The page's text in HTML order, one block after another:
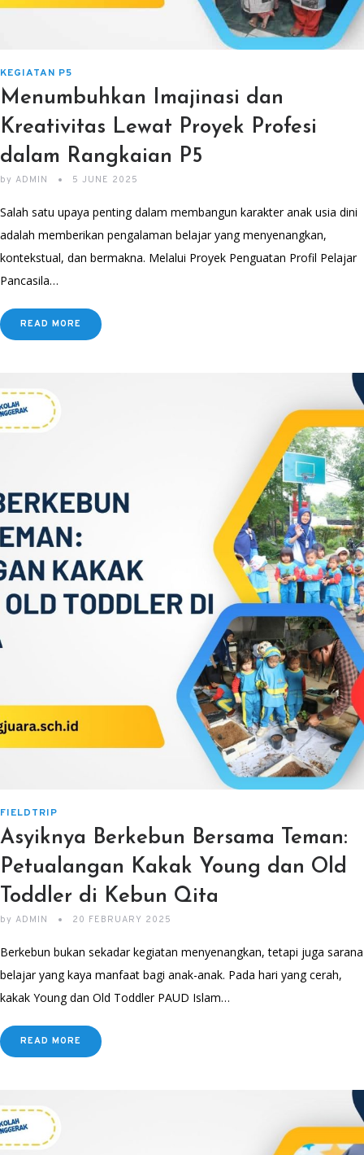
KEGIATAN P5
Menumbuhkan Imajinasi dan
Kreativitas Lewat Proyek Profesi
dalam Rangkaian P5
by ADMIN 5 JUNE 2025
Salah satu upaya penting dalam membangun karakter anak usia dini
adalah memberikan pengalaman belajar yang menyenangkan,
kontekstual, dan bermakna. Melalui Proyek Penguatan Profil Pelajar
Pancasila…
READ MORE
FIELDTRIP
Asyiknya Berkebun Bersama Teman:
Petualangan Kakak Young dan Old
Toddler di Kebun Qita
by ADMIN 20 FEBRUARY 2025
Berkebun bukan sekadar kegiatan menyenangkan, tetapi juga sarana
belajar yang kaya manfaat bagi anak-anak. Pada hari yang cerah,
kakak Young dan Old Toddler PAUD Islam…
READ MORE